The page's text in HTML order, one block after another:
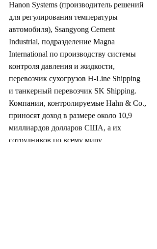
Hanon Systems (производитель решений
для регулирования температуры
автомобиля), Ssangyong Cement
Industrial, подразделение Magna
International по производству системы
контроля давления и жидкости,
перевозчик сухогрузов H-Line Shipping
и танкерный перевозчик SK Shipping.
Компании, контролируемые Hahn & Co.,
приносят доход в размере около 10,9
миллиардов долларов США, а их
сотрудников по всему миру